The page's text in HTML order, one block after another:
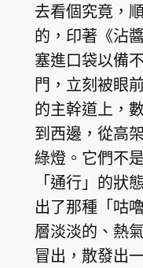
去看個究竟，
的，印著《沾
塞進口袋以備
門，立刻被眼
的主幹道上，
到西邊，從高
綠燈。它們不
「通行」的狀
出了那種「咕
層淡淡的、熱
冒出，散發出